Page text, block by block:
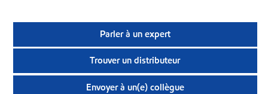
Parler à un expert
Trouver un distributeur
Envoyer à un(e) collègue